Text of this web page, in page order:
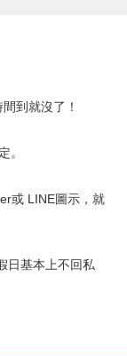
到就沒了！
。
或 LINE圖示，就
日基本上不回私